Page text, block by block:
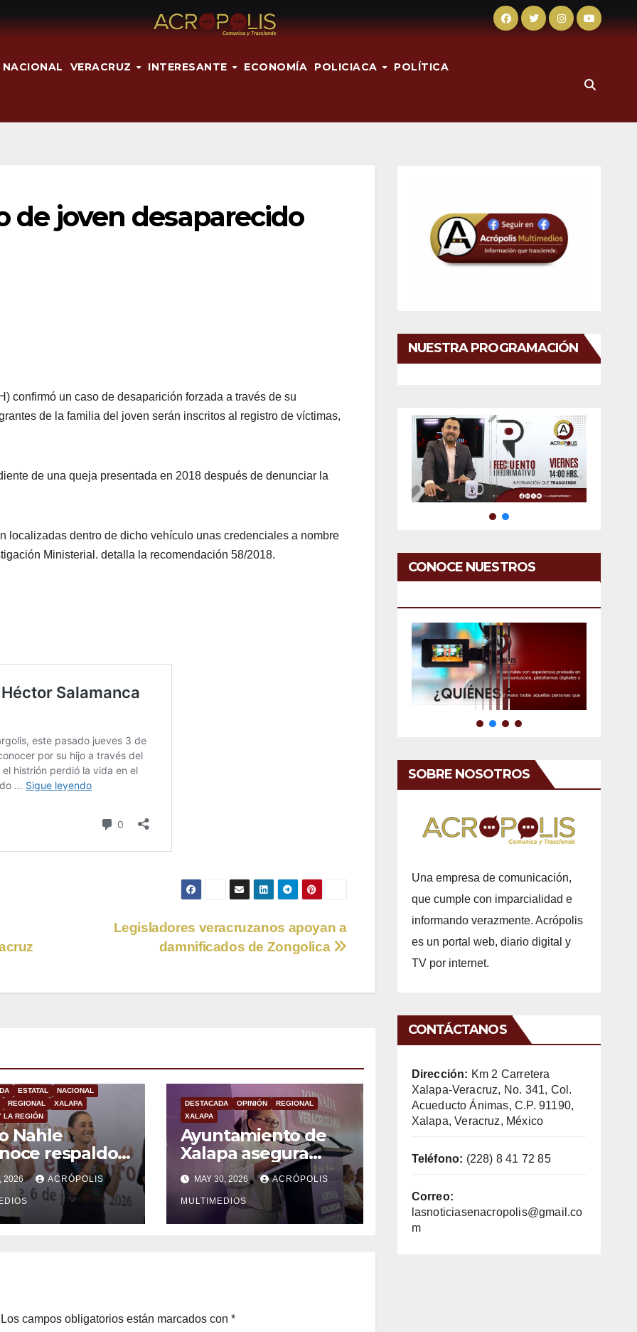
NACIONAL VERACRUZ INTERESANTE ECONOMÍA POLICIACA POLÍTICA
de joven desaparecido
confirmó un caso de desaparición forzada a través de su
de la familia del joven serán inscritos al registro de víctimas,
de una queja presentada en 2018 después de denunciar la
localizadas dentro de dicho vehículo unas credenciales a nombre
Ministerial. detalla la recomendación 58/2018.
Legisladores veracruzanos apoyan a
damnificados de Zongolica
ESTATAL
NACIONAL
REGIONAL
XALAPA
LA REGIÓN
Nahle
respaldo
en beneficio
jóvenes
2026 ACRÓPOLIS
DESTACADA OPINIÓN
REGIONAL
XALAPA
Ayuntamiento de
Xalapa asegura
prevención y
atención a violencia
de género
MAY 30, 2026 ACRÓPOLIS
MULTIMEDIOS
Los campos obligatorios están marcados con *
NUESTRA PROGRAMACIÓN
CONOCE NUESTROS
SOBRE NOSOTROS
Una empresa de comunicación,
que cumple con imparcialidad e
informando verazmente. Acrópolis
es un portal web, diario digital y
TV por internet.
CONTÁCTANOS
Dirección: Km 2 Carretera
Xalapa-Veracruz, No. 341, Col.
Acueducto Ánimas, C.P. 91190,
Xalapa, Veracruz, México
Teléfono: (228) 8 41 72 85
Correo:
lasnoticiasenacropolis@gmail.co
m